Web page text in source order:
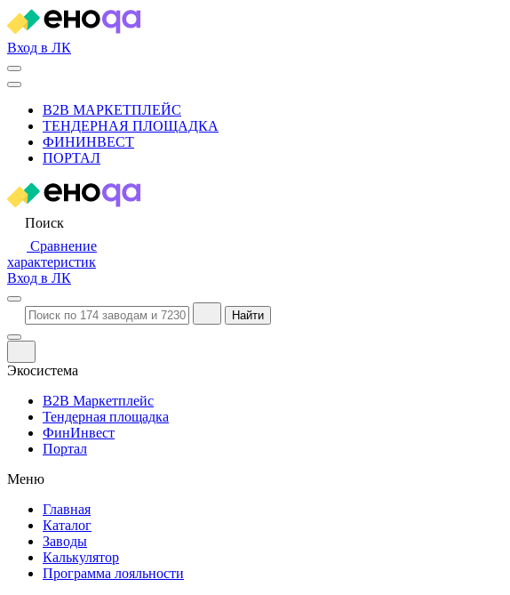
Вход в ЛК
B2B МАРКЕТПЛЕЙС
ТЕНДЕРНАЯ ПЛОЩАДКА
ФИНИНВЕСТ
ПОРТАЛ
Поиск
Сравнение
характеристик
Вход в ЛК
Найти
Экосистема
B2B Маркетплейс
Тендерная площадка
ФинИнвест
Портал
Меню
Главная
Каталог
Заводы
Калькулятор
Программа лояльности